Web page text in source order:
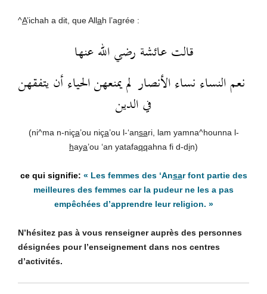
^A’ichah a dit, que Allah l’agrée :
قالت عائشة رضي الله عنها
نعم النساء نساء الأنصار لم يمنعهن الحياء أن يتفقهن
في الدين
(ni^ma n-niça’ou niça’ou l-‘ansari, lam yamna^hounna l-
haya’ou ‘an yatafaqqahna fi d-din)
« Les femmes des ‘Ansar font partie des
meilleures des femmes car la pudeur ne les a pas
empêchées d’apprendre leur religion. »
N’hésitez pas à vous renseigner auprès des personnes
désignées pour l’enseignement dans nos centres
d’activités.